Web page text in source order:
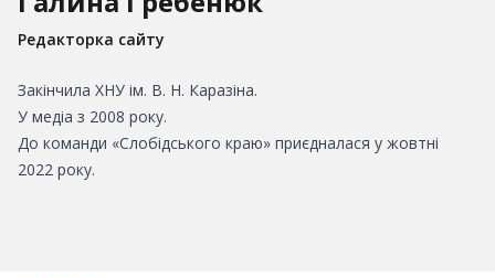
Редакторка сайту
Закінчила ХНУ ім. В. Н. Каразіна.
У медіа з 2008 року.
До команди «Слобідського краю» приєдналася у жовтні
2022 року.